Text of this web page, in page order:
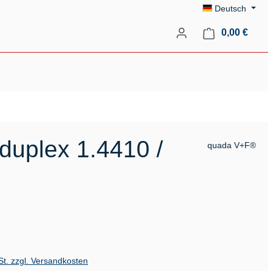
Deutsch
0,00 €
1.4410 / quada V+F®
zzgl. Versandkosten